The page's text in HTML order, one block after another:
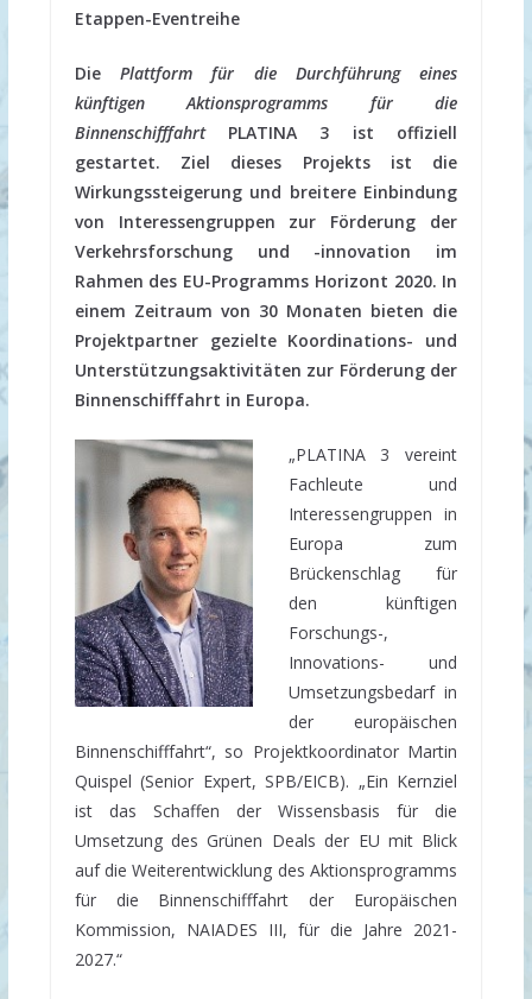
Etappen-Eventreihe
DiePlattform für die Durchführung eines
künftigen Aktionsprogramms für die
BinnenschifffahrtPLATINA 3 ist offiziell
gestartet. Ziel dieses Projekts ist die
Wirkungssteigerung und breitere Einbindung
von Interessengruppen zur Förderung der
Verkehrsforschung und -innovation im
Rahmen des EU-Programms Horizont 2020. In
einem Zeitraum von 30 Monaten bieten die
Projektpartner gezielte Koordinations- und
Unterstützungsaktivitäten zur Förderung der
Binnenschifffahrt in Europa.
„PLATINA 3 vereint
Fachleute und
Interessengruppen in
Europa zum
Brückenschlag für
den künftigen
Forschungs-,
Innovations- und
Umsetzungsbedarf in
der europäischen
Binnenschifffahrt“, so Projektkoordinator Martin
Quispel (Senior Expert, SPB/EICB). „Ein Kernziel
ist das Schaffen der Wissensbasis für die
Umsetzung des Grünen Deals der EU mit Blick
auf die Weiterentwicklung des Aktionsprogramms
für die Binnenschifffahrt der Europäischen
Kommission, NAIADES III, für die Jahre 2021-
2027.“